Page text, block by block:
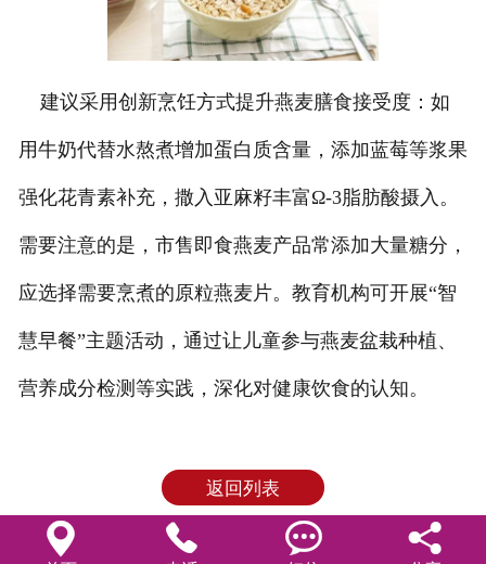
建议采用创新烹饪方式提升燕麦膳食接受度：如
用牛奶代替水熬煮增加蛋白质含量，添加蓝莓等浆果
强化花青素补充，撒入亚麻籽丰富Ω-3脂肪酸摄入。
需要注意的是，市售即食燕麦产品常添加大量糖分，
应选择需要烹煮的原粒燕麦片。教育机构可开展“智
慧早餐”主题活动，通过让儿童参与燕麦盆栽种植、
营养成分检测等实践，深化对健康饮食的认知。
返回列表
   